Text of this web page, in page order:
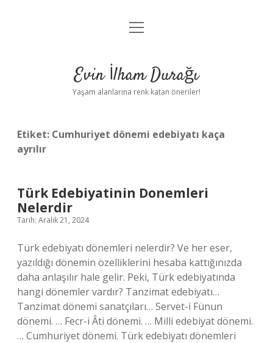
Anasayfa
Yasal Uyarı
menüyü
Evin İlham Durağı
Yaşam alanlarına renk katan öneriler!
Etiket: Cumhuriyet dönemi edebiyatı kaça
ayrılır
Türk Edebiyatinin Donemleri
Nelerdir
Tarih: Aralık 21, 2024
Türk edebiyatı dönemleri nelerdir? Ve her eser,
yazıldığı dönemin özelliklerini hesaba kattığınızda
daha anlaşılır hale gelir. Peki, Türk edebiyatında
hangi dönemler vardır? Tanzimat edebiyatı…
Tanzimat dönemi sanatçıları… Servet-i Fünun
dönemi. … Fecr-i Âti dönemi. … Milli edebiyat dönemi.
… Cumhuriyet dönemi. Türk edebiyatı dönemleri